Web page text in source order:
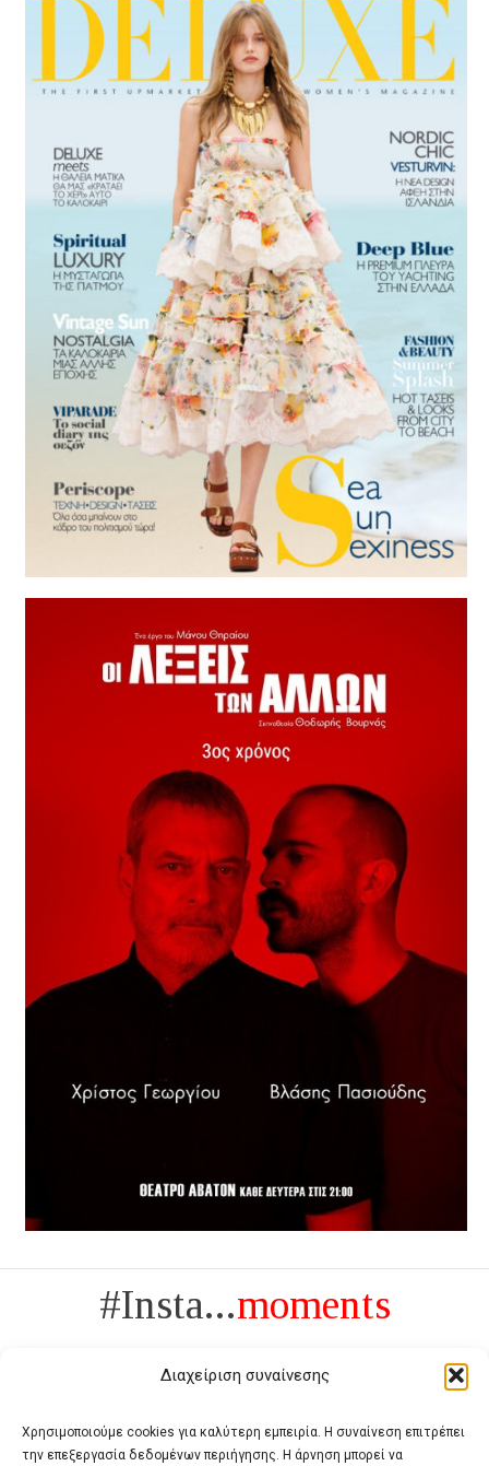
Διαχείριση συναίνεσης
Χρησιμοποιούμε cookies για καλύτερη εμπειρία. Η συναίνεση επιτρέπει
την επεξεργασία δεδομένων περιήγησης. Η άρνηση μπορεί να
#Insta...moments